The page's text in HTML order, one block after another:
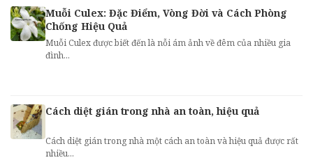
Muỗi Culex: Đặc Điểm, Vòng Đời và Cách Phòng
Chống Hiệu Quả
Muỗi Culex được biết đến là nỗi ám ảnh về đêm của nhiều gia
đình...
Cách diệt gián trong nhà an toàn, hiệu quả
Cách diệt gián trong nhà một cách an toàn và hiệu quả được rất
nhiều...